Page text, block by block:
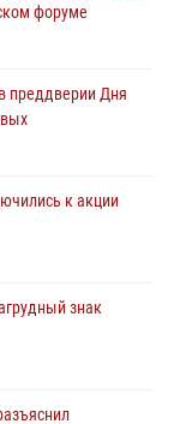
экипажи
личного
форуме
преддверии Дня
к акции
знак